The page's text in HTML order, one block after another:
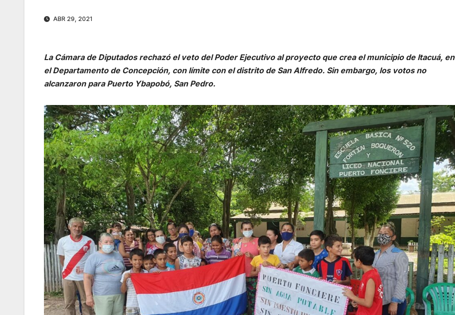
ABR 29, 2021
La Cámara de Diputados rechazó el veto del Poder Ejecutivo al proyecto que crea el municipio de Itacuá, en
el Departamento de Concepción, con límite con el distrito de San Alfredo. Sin embargo, los votos no
alcanzaron para Puerto Ybapobó, San Pedro.